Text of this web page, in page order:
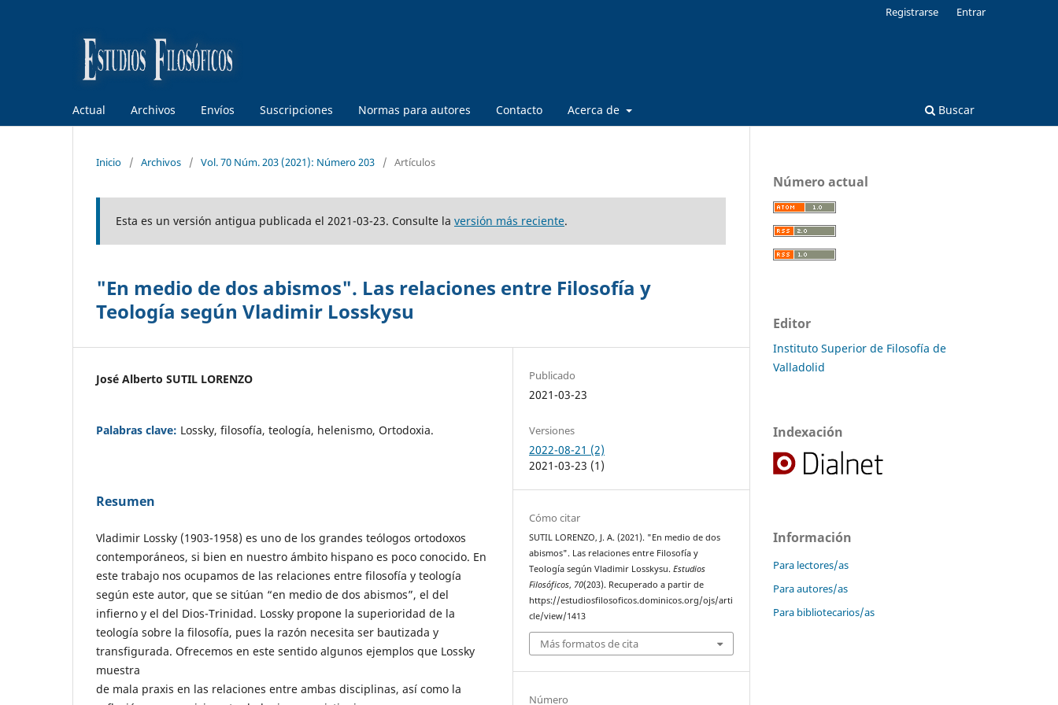
Actual Archivos Envíos Suscripciones Normas para autores Contacto Acerca de Buscar
Registrarse Entrar
Inicio / Archivos / Vol. 70 Núm. 203 (2021): Número 203 / Artículos
Esta es un versión antigua publicada el 2021-03-23. Consulte la versión más reciente.
"En medio de dos abismos". Las relaciones entre Filosofía y
Teología según Vladimir Losskysu
José Alberto SUTIL LORENZO
Palabras clave: Lossky, filosofía, teología, helenismo, Ortodoxia.
Resumen
Vladimir Lossky (1903-1958) es uno de los grandes teólogos ortodoxos
contemporáneos, si bien en nuestro ámbito hispano es poco conocido. En
este trabajo nos ocupamos de las relaciones entre filosofía y teología
según este autor, que se sitúan “en medio de dos abismos”, el del
infierno y el del Dios-Trinidad. Lossky propone la superioridad de la
teología sobre la filosofía, pues la razón necesita ser bautizada y
transfigurada. Ofrecemos en este sentido algunos ejemplos que Lossky
muestra
de mala praxis en las relaciones entre ambas disciplinas, así como la
Publicado
2021-03-23
Versiones
2022-08-21 (2)
2021-03-23 (1)
Cómo citar
SUTIL LORENZO, J. A. (2021). "En medio de dos
abismos". Las relaciones entre Filosofía y
Teología según Vladimir Losskysu.Estudios
Filosóficos, 70(203). Recuperado a partir de
https://estudiosfilosoficos.dominicos.org/ojs/arti
cle/view/1413
Más formatos de cita
Número
Número actual
Editor
Instituto Superior de Filosofía de
Valladolid
Indexación
Información
Para lectores/as
Para autores/as
Para bibliotecarios/as